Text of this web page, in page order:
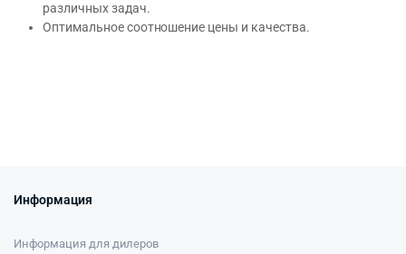
различных задач.
Оптимальное соотношение цены и качества.
Информация
Информация для дилеров